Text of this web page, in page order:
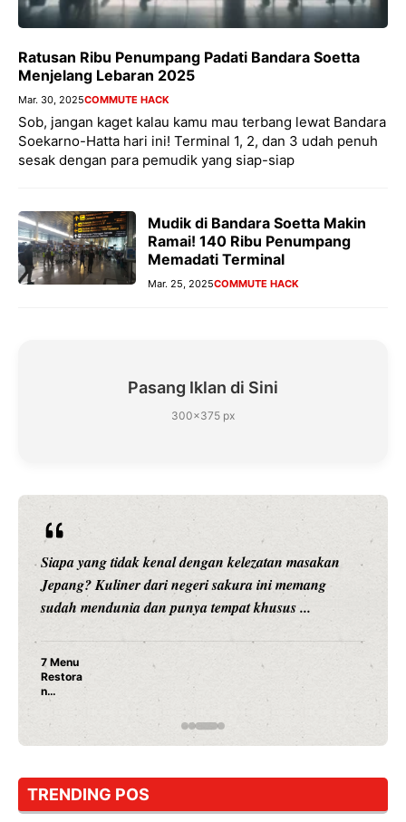
Ratusan Ribu Penumpang Padati Bandara Soetta
Menjelang Lebaran 2025
Mar. 30, 2025COMMUTE HACK
Sob, jangan kaget kalau kamu mau terbang lewat Bandara
Soekarno-Hatta hari ini! Terminal 1, 2, dan 3 udah penuh
sesak dengan para pemudik yang siap-siap
Mudik di Bandara Soetta Makin
Ramai! 140 Ribu Penumpang
Memadati Terminal
Mar. 25, 2025COMMUTE HACK
Pasang Iklan di Sini
300×375 px
Siapa yang tidak kenal dengan kelezatan masakan
Jepang? Kuliner dari negeri sakura ini memang
sudah mendunia dan punya tempat khusus ...
7 Menu
Restora
n
Jepang
yang
Dicoba,
Cuma
Sushi!
TRENDING POS